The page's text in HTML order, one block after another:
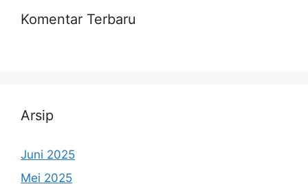
Komentar Terbaru
Arsip
Juni 2025
Mei 2025